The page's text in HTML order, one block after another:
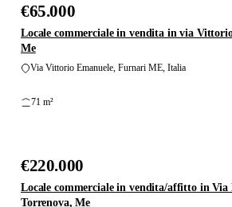
€65.000
Locale commerciale in vendita in via
Me
Via Vittorio Emanuele, Furnari ME, Italia
71 m²
VENDITA
€220.000
Locale commerciale in vendita/affitto in Via
Torrenova, Me